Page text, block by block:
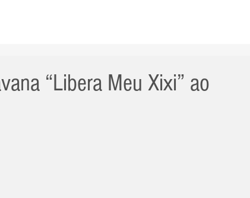
“Libera Meu Xixi” ao